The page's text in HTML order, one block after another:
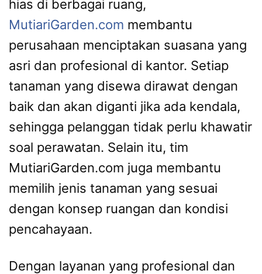
hias di berbagai ruang,
MutiariGarden.com membantu
perusahaan menciptakan suasana yang
asri dan profesional di kantor. Setiap
tanaman yang disewa dirawat dengan
baik dan akan diganti jika ada kendala,
sehingga pelanggan tidak perlu khawatir
soal perawatan. Selain itu, tim
MutiariGarden.com juga membantu
memilih jenis tanaman yang sesuai
dengan konsep ruangan dan kondisi
pencahayaan.
Dengan layanan yang profesional dan